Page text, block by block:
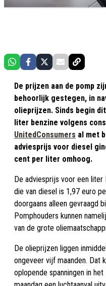
De prijzen aan de pomp
behoorlijk gestegen, in
olieprijzen. Sinds begin
liter benzine volgens
UnitedConsumers al met
adviesprijs voor diesel
cent per liter omhoog.
De adviesprijs voor een
die van diesel is 1,97 euro
doorgaans alleen gevraagd
Pomphouders kunnen
van de grote
De olieprijzen liggen
ongeveer vijf maanden. Dat
oplopende spanningen in